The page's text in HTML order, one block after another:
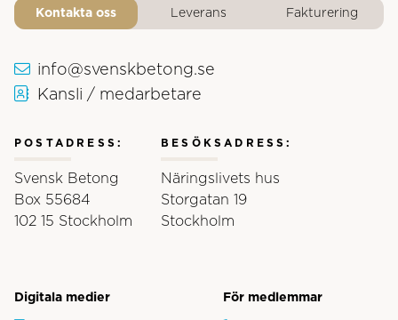
Kontakta oss Leverans Fakturering
info@svenskbetong.se
Kansli / medarbetare
POSTADRESS:
Svensk Betong
Box 55684
102 15 Stockholm
BESÖKSADRESS:
Näringslivets hus
Storgatan 19
Stockholm
Digitala medier För medlemmar